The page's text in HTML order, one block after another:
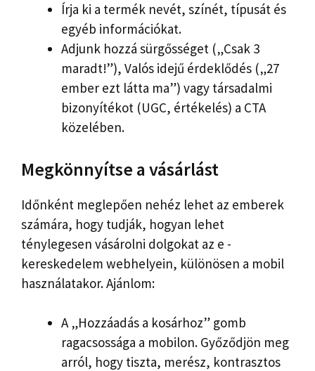
Írja ki a termék nevét, színét, típusát és
egyéb információkat.
Adjunk hozzá sürgősséget („Csak 3
maradt!”), Valós idejű érdeklődés („27
ember ezt látta ma”) vagy társadalmi
bizonyítékot (UGC, értékelés) a CTA
közelében.
Megkönnyítse a vásárlást
Időnként meglepően nehéz lehet az emberek
számára, hogy tudják, hogyan lehet
ténylegesen vásárolni dolgokat az e -
kereskedelem webhelyein, különösen a mobil
használatakor. Ajánlom:
A „Hozzáadás a kosárhoz” gomb
ragacsossága a mobilon. Győződjön meg
arról, hogy tiszta, merész, kontrasztos